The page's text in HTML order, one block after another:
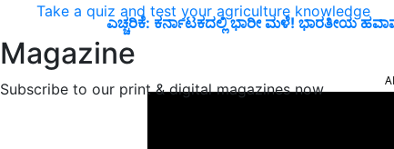
Take a quiz and test your agriculture knowledge
Magazine
Subscribe to our print & digital magazines now
ಎಚ್ಚರಿಕೆ: ಕರ್ನಾಟಕದಲ್ಲಿ ಭಾರೀ ಮಳೆ! ಭಾರತೀಯ